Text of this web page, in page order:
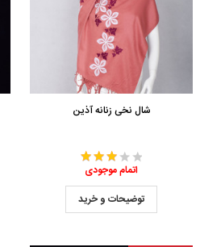
شال نخی زنانه آذین
اتمام موجودی
توضیحات و خرید